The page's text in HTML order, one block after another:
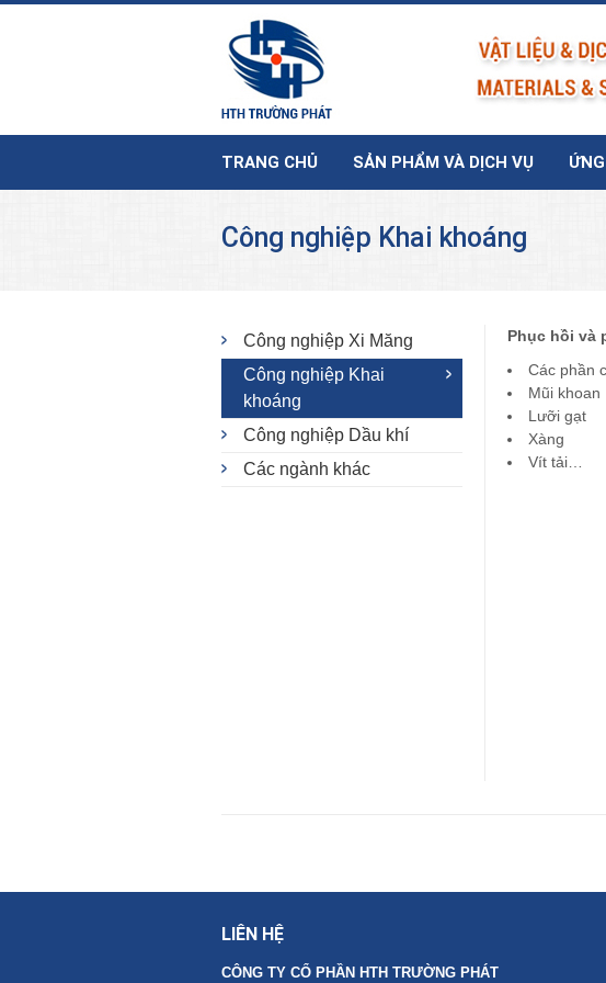
TRANG CHỦ SẢN PHẨM VÀ DỊCH VỤ
Công nghiệp Khai khoáng
Công nghiệp Xi Măng
Công nghiệp Khai
khoáng
Công nghiệp Dầu khí
Các ngành khác
Phục hồi và
Các phần
Mũi khoan
Lưỡi gạt
Xàng
Vít tải…
LIÊN HỆ
CÔNG TY CỔ PHẦN HTH TRƯỜNG PHÁT